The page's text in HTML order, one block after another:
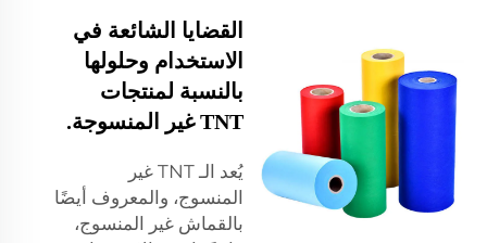
القضايا الشائعة في
الاستخدام وحلولها
بالنسبة لمنتجات
TNT غير المنسوجة.
يُعد الـ TNT غير
المنسوج، والمعروف أيضًا
بالقماش غير المنسوج،